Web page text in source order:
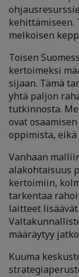
kehittämiseen.
melkoisen
Toisen
kertoimeksi
sijaan. Tämä
yhtä paljon
tutkinnosta.
ovat
oppimista,
Vanhaan
alakohtaisuus
kertoimiin,
tarkentaa
laitteet
määräytyy
Kuuma